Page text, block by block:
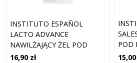
INSTITUTO ESPAÑOL
LACTO ADVANCE
NAWILŻAJĄCY ŻEL POD
PRYSZNIC 1250 ML
16,90 zł
POD
15,00